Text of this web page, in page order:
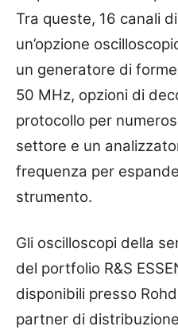
Tra queste, 16 canali
un’opzione
un generatore di
50 MHz, opzioni di
protocollo per
settore e un
frequenza per
strumento.
Gli oscilloscopi della
del portfolio R&S
disponibili presso
partner di